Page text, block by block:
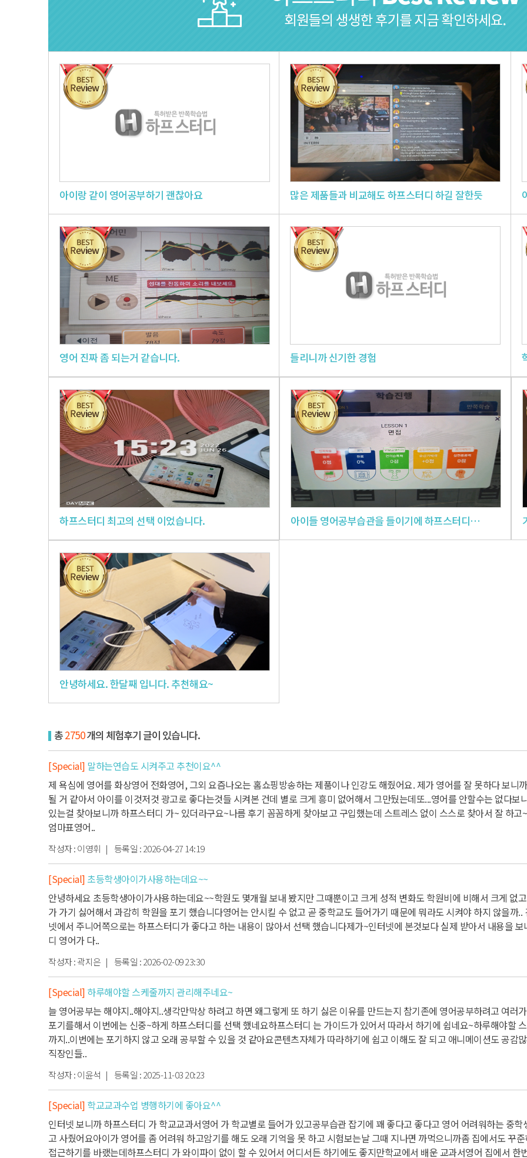
아이랑 같이 영어공부하기 괜찮아요 많은 제품들과 비교해도 하프스터디 하길 잘한듯
영어 진짜 좀 되는거 같습니다. 들리니까 신기한 경험
하프스터디 최고의 선택 이었습니다. 아이들 영어공부습관을 들이기에 하프스터디가 한몫 했습니다.
안녕하세요. 한달째 입니다. 추천해요~
총2750개의 체험후기 글이 있습니다.
[Special] 말하는연습도 시켜주고 추천이요^^
제 욕심에 영어를 화상영어 전화영어, 그외 요즘나오는 홈쇼핑방송하는 제품이나 인강도 해줬어요. 제가 영어를 잘 못하다 보니
될 거 같아서 아이를 이것저것 광고로 좋다는것들 시켜본 건데 별로 크게 흥미 없어해서 그만뒀는데또...영어를 안할수는 없다보
있는걸 찾아보니까 하프스터디 가~ 있더라구요~나름 후기 꼼꼼하게 찾아보고 구입했는데 스트레스 없이 스스로 찾아서 잘 하고~
엄마표영어..
작성자 :이영휘 | 등록일 :2026-04-27 14:19
[Special] 초등학생아이가사용하는데요~~
안녕하세요 초등학생아이가사용하는데요~~학원도 몇개월 보내 봤지만 그때뿐이고 크게 성적 변화도 학원비에 비해서 크게 없고
가 가기 싫어해서 과감히 학원을 포기 했습니다영어는 안시킬 수 없고 곧 중학교도 들어가기 때문에 뭐라도 시켜야 하지 않을까..
넷에서 주니어쪽으로는 하프스터디가 좋다고 하는 내용이 많아서 선택 했습니다제가~인터넷에 본것보다 실제 받아서 내용을
디 영어가 다..
작성자 :곽지은 | 등록일 :2026-02-09 23:30
[Special] 하루해야할 스케줄까지 관리해주네요~
늘 영어공부는 해야지..해야지..생각만막상 하려고 하면 왜그렇게 또 하기 싫은 이유를 만드는지 참기존에 영어공부하려고 여러
포기를해서 이번에는 신중~하게 하프스터디를 선택 했네요하프스터디 는 가이드가 있어서 따라서 하기에 쉽네요~하루해야할
까지..이번에는 포기하지 않고 오래 공부할 수 있을 것 같아요콘텐츠자체가 따라하기에 쉽고 이해도 잘 되고 애니메이션도 공감
직장인들..
작성자 :이윤석 | 등록일 :2025-11-03 20:23
[Special] 학교교과수업 병행하기에 좋아요^^
인터넷 보니까 하프스터디 가 학교교과서영어 가 학교별로 들어가 있고공부습관 잡기에 꽤 좋다고 좋다고 영어 어려워하는 중학
고 사줬어요아이가 영어를 좀 어려워 하고암기를 해도 오래 기억을 못 하고 시험보는날 그때 지나면 까먹으니까좀 집에서도 꾸
접근하기를 바랬는데하프스터디 가 와이파이 없이 할 수 있어서 어디서든 하기에도 좋지만학교에서 배운 교과서영어 집에서 한